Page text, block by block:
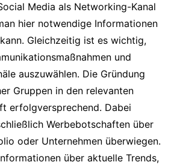
Media als Networking-Kanal
hier notwendige Informationen
Gleichzeitig ist es wichtig,
und
auszuwählen. Die Gründung
Gruppen in den relevanten
erfolgversprechend. Dabei
Werbebotschaften über
oder Unternehmen überwiegen.
über aktuelle Trends,